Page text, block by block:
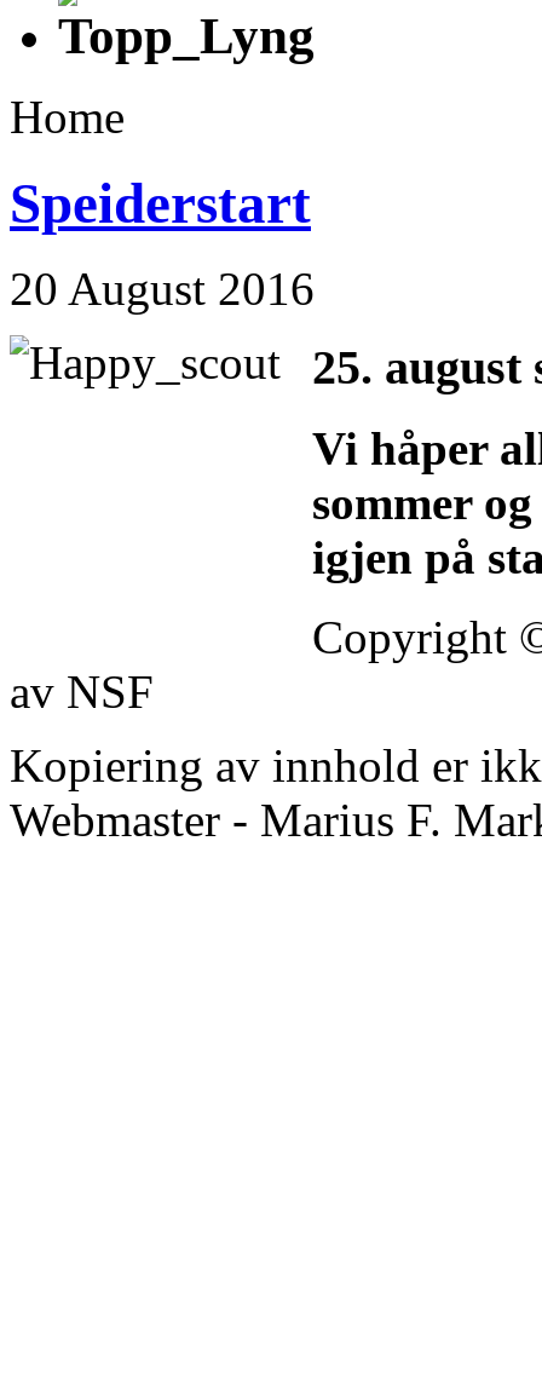
Home
Speiderstart
20 August 2016
25.
Vi håper
sommer
igjen på
Copyright
av NSF
Kopiering av innhold er
Webmaster - Marius F.